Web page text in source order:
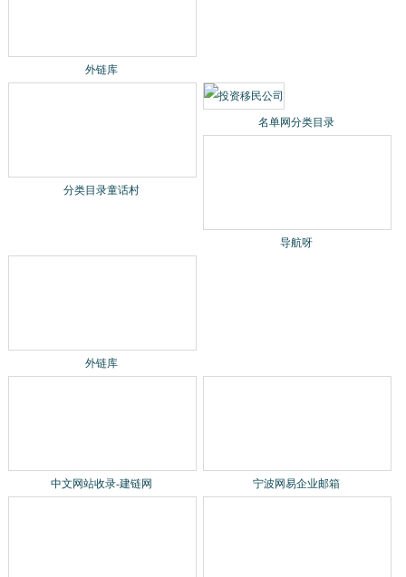
名单网分类目录
导航呀
中文网站收录-建链网 宁波网易企业邮箱
国际商标